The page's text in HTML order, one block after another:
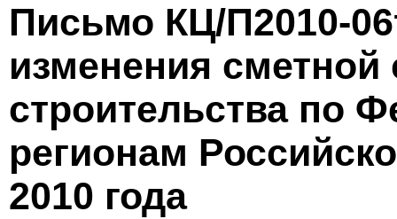
Письмо КЦ/П2010-
изменения сметной
строительства по
регионам
2010 года